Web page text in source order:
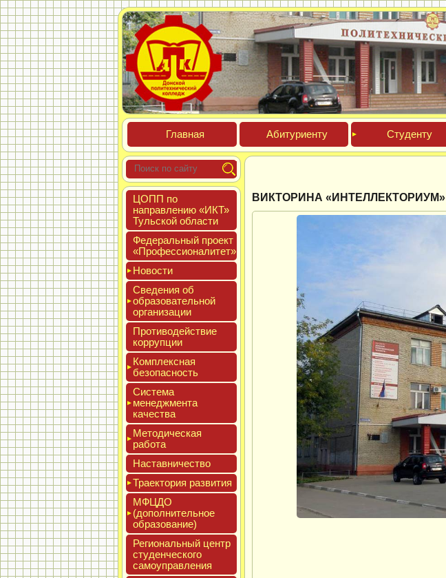
Глав­ная Аби­тури­ен­ту Сту­ден­ту
ЦОПП по
нап­равле­нию «ИКТ»
Туль­ской об­ласти
Феде­раль­ный про­ект
«Про­фес­си­она­литет»
Новос­ти
Све­дения об
об­ра­зова­тель­ной
ор­га­низа­ции
Про­тиво­дей­ствие
кор­рупции
Ком­плексная
бе­зопас­ность
Сис­те­ма
ме­нед­жмен­та
ка­чес­тва
Мето­дичес­кая
ра­бота
Нас­тавни­чес­тво
Тра­ек­то­рия раз­ви­тия
МФЦДО
(до­пол­ни­тель­ное
об­ра­зова­ние)
Реги­ональ­ный центр
сту­ден­ческо­го
са­мо­уп­равле­ния
ВИКТОРИНА «ИНТЕЛЛЕКТОРИУМ»